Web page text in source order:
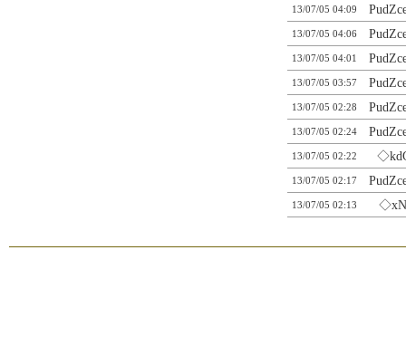
13/07/05 04:09
13/07/05 04:06
13/07/05 04:01
13/07/05 03:57
13/07/05 02:28
13/07/05 02:24
13/07/05 02:22
13/07/05 02:17
13/07/05 02:13